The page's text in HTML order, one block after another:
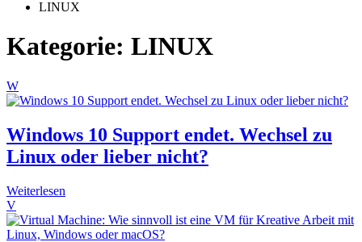
LINUX
Kategorie: LINUX
W
Windows 10 Support endet. Wechsel zu
Linux oder lieber nicht?
Weiterlesen
V